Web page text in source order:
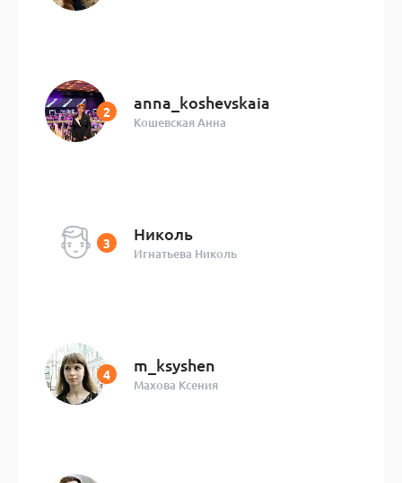
anna_koshevskaia
Кошевская Анна
Николь
Игнатьева Николь
m_ksyshen
Махова Ксения